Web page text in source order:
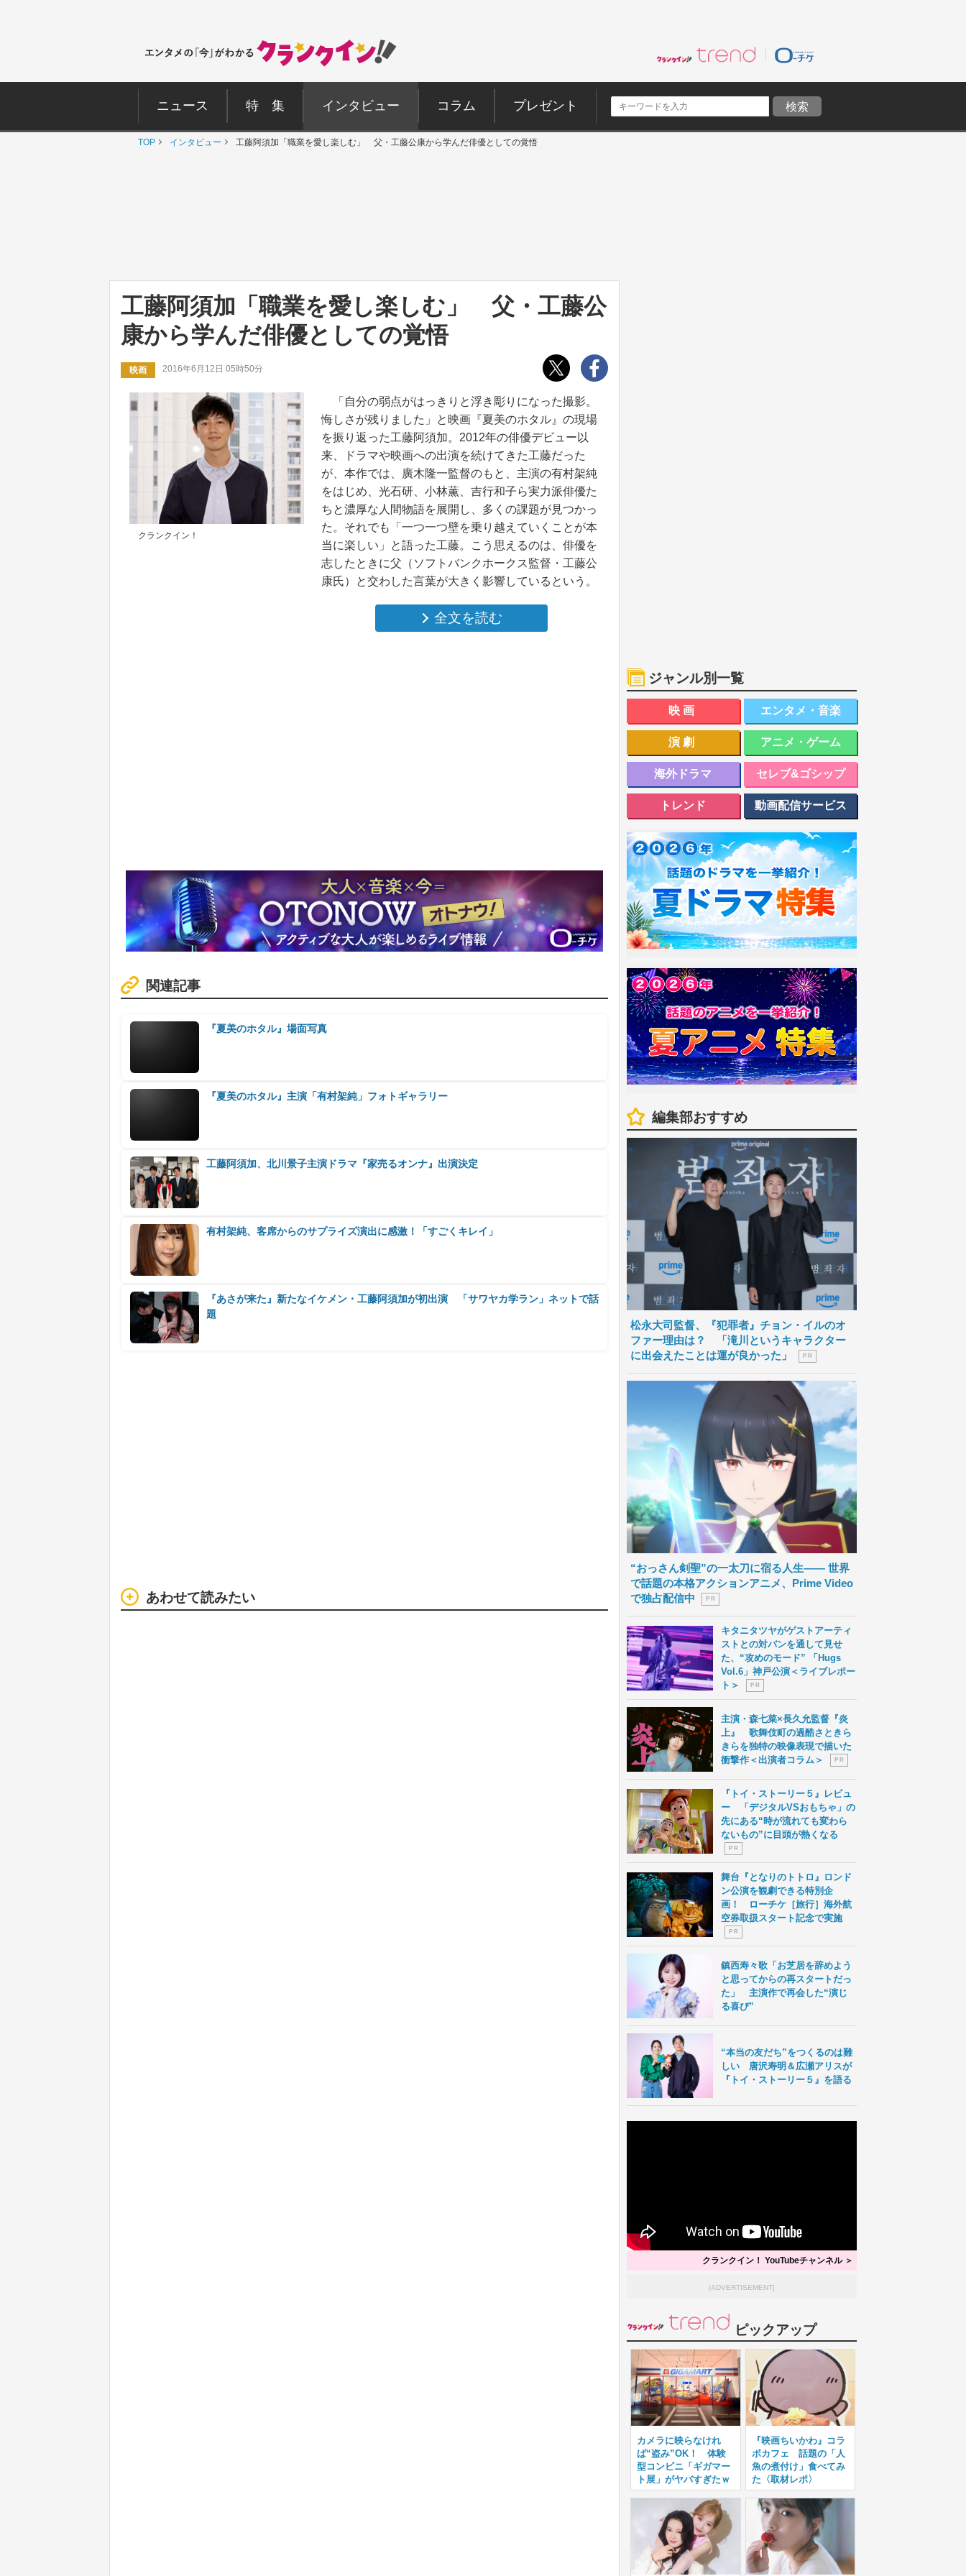
ニュース 特 集 インタビュー コラム プレゼント
TOP インタビュー 工藤阿須加「職業を愛し楽しむ」 父・工藤公康から学んだ俳優としての覚悟
工藤阿須加「職業を愛し楽しむ」 父・工藤公
康から学んだ俳優としての覚悟
映画 2016年6月12日 05時50分
「自分の弱点がはっきりと浮き彫りになった撮影。
悔しさが残りました」と映画『夏美のホタル』の現場
を振り返った工藤阿須加。2012年の俳優デビュー以
来、ドラマや映画への出演を続けてきた工藤だった
が、本作では、廣木隆一監督のもと、主演の有村架純
をはじめ、光石研、小林薫、吉行和子ら実力派俳優た
ちと濃厚な人間物語を展開し、多くの課題が見つかっ
た。それでも「一つ一つ壁を乗り越えていくことが本
当に楽しい」と語った工藤。こう思えるのは、俳優を
志したときに父（ソフトバンクホークス監督・工藤公
康氏）と交わした言葉が大きく影響しているという。
全文を読む
クランクイン！
関連記事
『夏美のホタル』場面写真
『夏美のホタル』主演「有村架純」フォトギャラリー
工藤阿須加、北川景子主演ドラマ『家売るオンナ』出演決定
有村架純、客席からのサプライズ演出に感激！「すごくキレイ」
『あさが来た』新たなイケメン・工藤阿須加が初出演 「サワヤカ学ラン」ネットで話
題
あわせて読みたい
ジャンル別一覧
映画 エンタメ・音楽
演劇 アニメ・ゲーム
海外ドラマ セレブ&ゴシップ
トレンド 動画配信サービス
編集部おすすめ
松永大司監督、『犯罪者』チョン・イルのオ
ファー理由は？ 「滝川というキャラクター
に出会えたことは運が良かった」
P R
“おっさん剣聖”の一太刀に宿る人生―― 世界
で話題の本格アクションアニメ、Prime Video
で独占配信中
P R
キタニタツヤがゲストアーティ
ストとの対バンを通して見せ
た、“攻めのモード” 「Hugs
Vol.6」神戸公演＜ライブレポー
ト＞
P R
主演・森七菜×長久允監督『炎
上』 歌舞伎町の過酷さときら
きらを独特の映像表現で描いた
衝撃作＜出演者コラム＞
P R
『トイ・ストーリー５』レビュ
ー 「デジタルVSおもちゃ」の
先にある“時が流れても変わら
ないもの”に目頭が熱くなる
P R
舞台『となりのトトロ』ロンド
ン公演を観劇できる特別企
画！ ローチケ［旅行］海外航
空券取扱スタート記念で実施
P R
鎮西寿々歌「お芝居を辞めよう
と思ってからの再スタートだっ
た」 主演作で再会した“演じ
る喜び”
“本当の友だち”をつくるのは難
しい 唐沢寿明＆広瀬アリスが
『トイ・ストーリー５』を語る
クランクイン！ YouTubeチャンネル ＞
[ADVERTISEMENT]
ピックアップ
カメラに映らなけれ
ば“盗み”OK！ 体験
型コンビニ「ギガマー
ト展」がヤバすぎたｗ
『映画ちいかわ』コラ
ボカフェ 話題の「人
魚の煮付け」食べてみ
た〈取材レポ〉